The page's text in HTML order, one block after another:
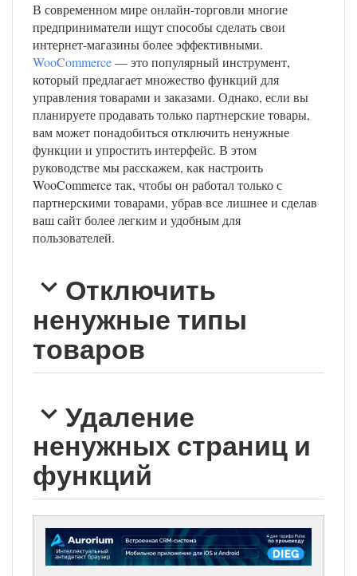
В современном мире онлайн-торговли многие
предприниматели ищут способы сделать свои
интернет-магазины более эффективными.
WooCommerce— это популярный инструмент,
который предлагает множество функций для
управления товарами и заказами. Однако, если вы
планируете продавать только партнерские товары,
вам может понадобиться отключить ненужные
функции и упростить интерфейс. В этом
руководстве мы расскажем, как настроить
WooCommerce так, чтобы он работал только с
партнерскими товарами, убрав все лишнее и сделав
ваш сайт более легким и удобным для
пользователей.
Отключить
ненужные типы
товаров
Удаление
ненужных страниц и
функций